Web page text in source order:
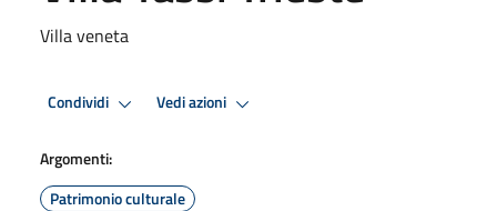
Villa veneta
Condividi Vedi azioni
Argomenti:
Patrimonio culturale